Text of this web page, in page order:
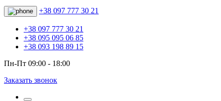
+38 097 777 30 21
+38 097 777 30 21
+38 095 095 06 85
+38 093 198 89 15
Пн-Пт 09:00 - 18:00
Заказать звонок